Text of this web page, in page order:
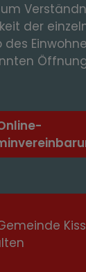
der
des